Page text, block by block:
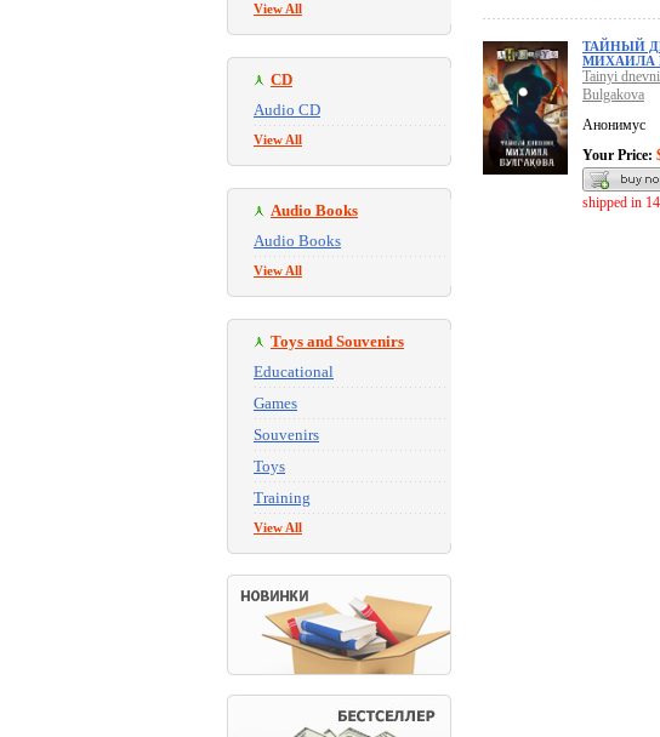
View All
CD
Audio CD
View All
Audio Books
Audio Books
View All
Toys and Souvenirs
Educational
Games
Souvenirs
Toys
Training
View All
ТАЙНЫЙ
МИХАИЛА
Tainyi
Bulgakova
Анонимус
Your Price:
shipped in